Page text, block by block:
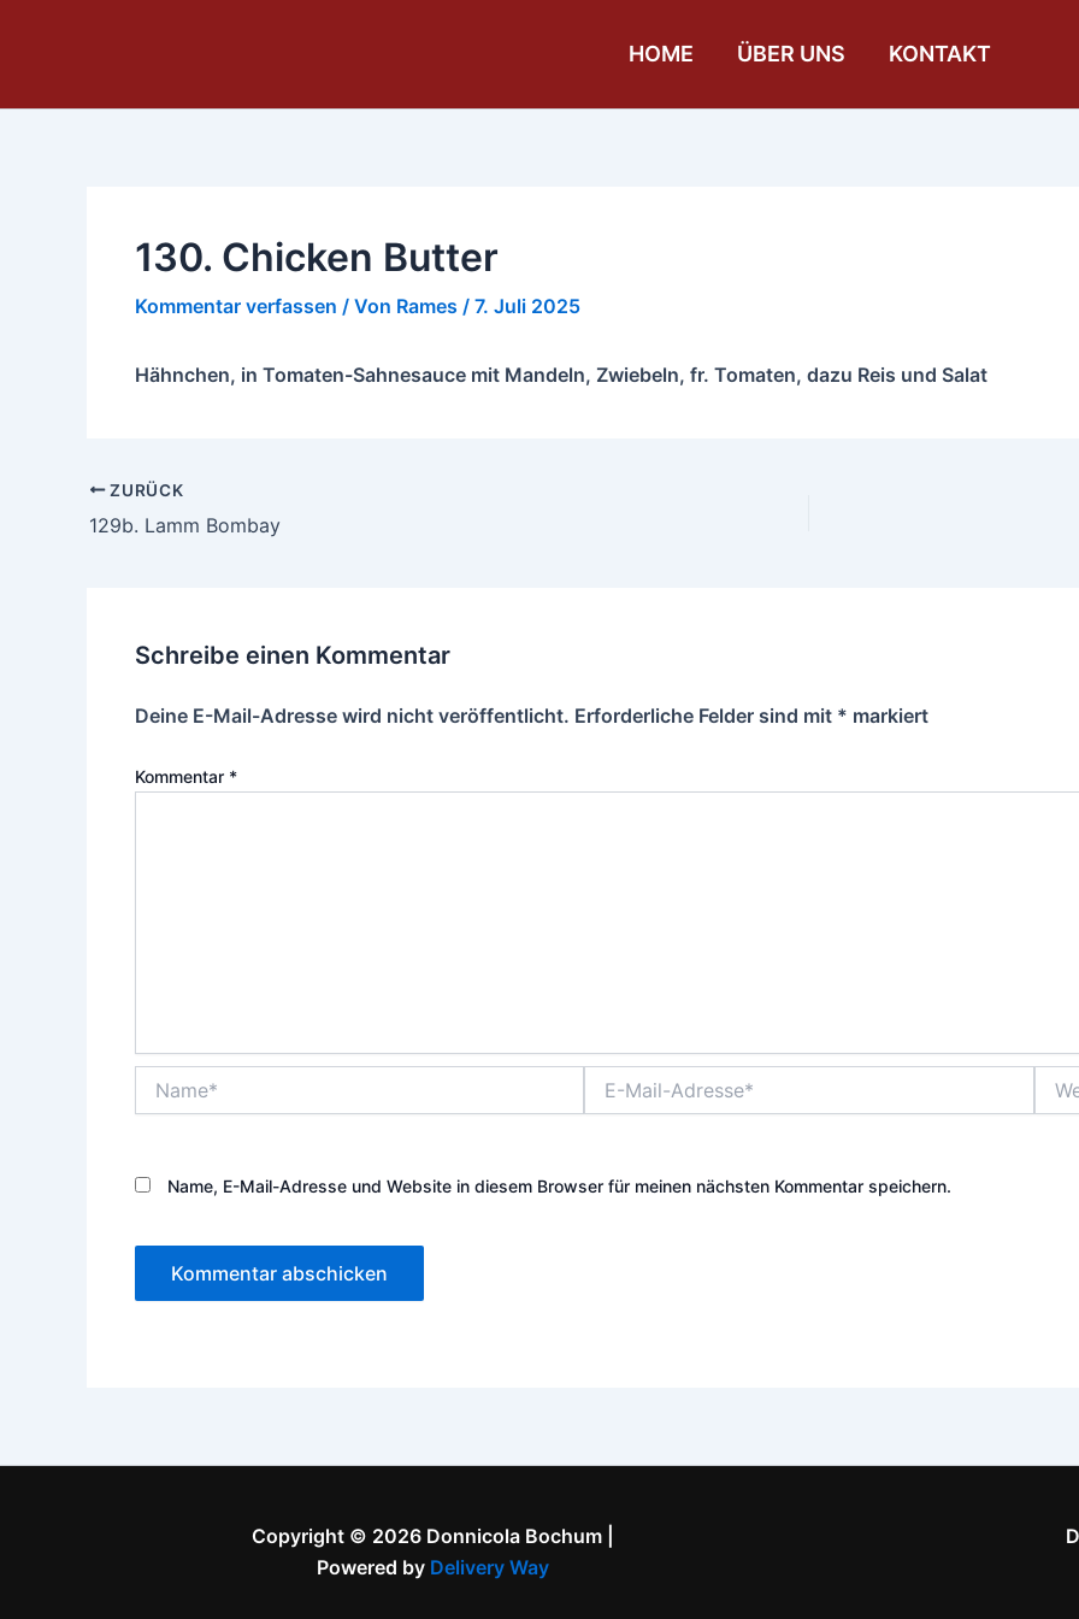
HOME ÜBER UNS KONTAKT
130. Chicken Butter
Kommentar verfassen / Von Rames / 7. Juli 2025
Hähnchen, in Tomaten-Sahnesauce mit Mandeln, Zwiebeln, fr. Tomaten, dazu Reis und Salat
ZURÜCK
129b. Lamm Bombay
Schreibe einen Kommentar
Deine E-Mail-Adresse wird nicht veröffentlicht. Erforderliche Felder sind mit * markiert
Kommentar *
Mail-
Name, E-Mail-Adresse und Website in diesem Browser für meinen nächsten Kommentar speichern.
Copyright © 2026 Donnicola Bochum |
Powered by Delivery Way